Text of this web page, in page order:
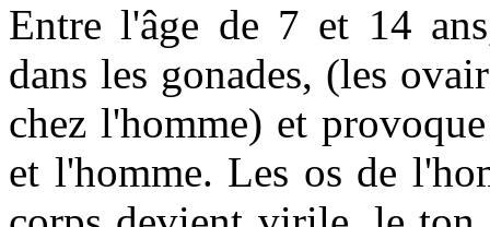
Entre l'âge de 7 et 14
dans les gonades, (les
chez l'homme) et
et l'homme. Les os de